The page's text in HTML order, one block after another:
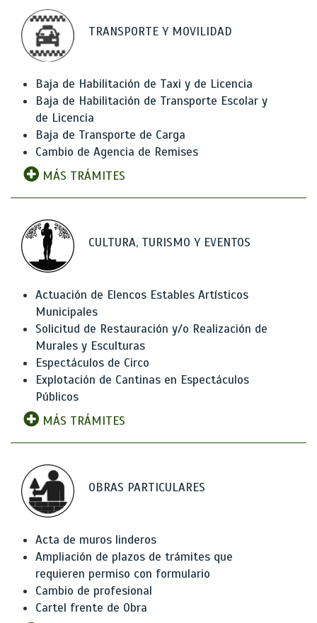
TRANSPORTE Y MOVILIDAD
Baja de Habilitación de Taxi y de Licencia
Baja de Habilitación de Transporte Escolar y
de Licencia
Baja de Transporte de Carga
Cambio de Agencia de Remises
MÁS TRÁMITES
CULTURA, TURISMO Y EVENTOS
Actuación de Elencos Estables Artísticos
Municipales
Solicitud de Restauración y/o Realización de
Murales y Esculturas
Espectáculos de Circo
Explotación de Cantinas en Espectáculos
Públicos
MÁS TRÁMITES
OBRAS PARTICULARES
Acta de muros linderos
Ampliación de plazos de trámites que
requieren permiso con formulario
Cambio de profesional
Cartel frente de Obra